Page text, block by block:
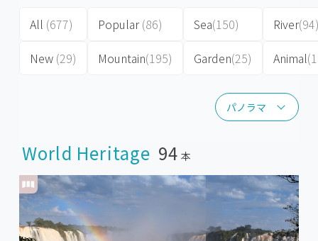
パノラマ
パノラマ
All (677)
New (29)
Popular(86)
Mountain(195)
Sea(150)
Garden(25)
River
Animal
World Heritage 94 本